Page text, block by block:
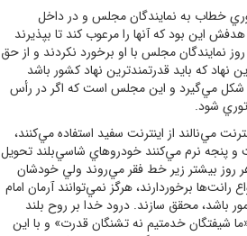
خطاب به نمايندگان مجلس و در داخل
بود که آنها را مرعوب کند تا بپذيرند
نمايندگان مجلس با او برخورد نکردند و از حق
نهاد که بايد قدرتمندترين نهاد کشور باشد
شکل مي‌گيرد و اين مجلس است که اگر در رأس
شود.
مي‌نالند از اينترنت سفيد استفاده مي‌کنند،
و پنجه نرم مي‌کنند خودروهاي شاسي‌بلند تحويل
روز بيشتر زير خط فقر مي‌روند ولي خودشان
برخوردارند، هرگز نمي‌توانند آرمان امام
محقق سازند. درود خدا بر روح بلند
شيفتگان خدمتيم نه تشنگان قدرت» و با اين